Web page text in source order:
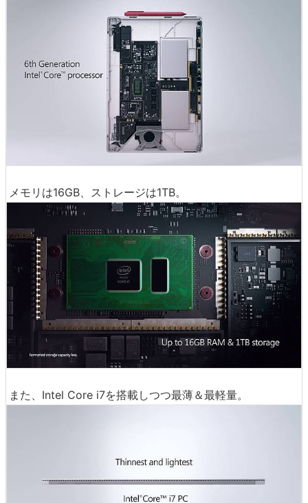
メモリは16GB、ストレージは1TB。
また、Intel Core i7を搭載しつつ最薄＆最軽量。